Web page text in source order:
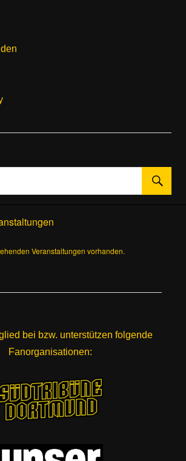
Veranstaltungen vorhanden.
bei bzw. unterstützen folgende
Fanorganisationen: